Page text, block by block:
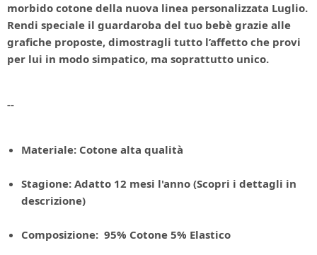
morbido cotone della nuova linea personalizzata Luglio.
Rendi speciale il guardaroba del tuo bebè grazie alle
grafiche proposte, dimostragli tutto l’affetto che provi
per lui in modo simpatico, ma soprattutto unico.
--
Materiale: Cotone alta qualità
Stagione: Adatto 12 mesi l'anno (Scopri i dettagli in
descrizione)
Composizione: 95% Cotone 5% Elastico